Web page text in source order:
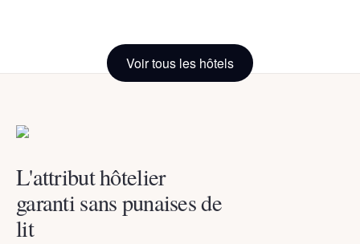
Anemomilos
Suites
Kamari,
Villas
Santorini
Hotel Santorini
Santorini,Greece
Voir tous les hôtels
L'attribut hôtelier
garanti sans punaises de
lit